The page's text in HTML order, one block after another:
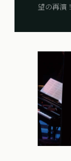
望の再演！